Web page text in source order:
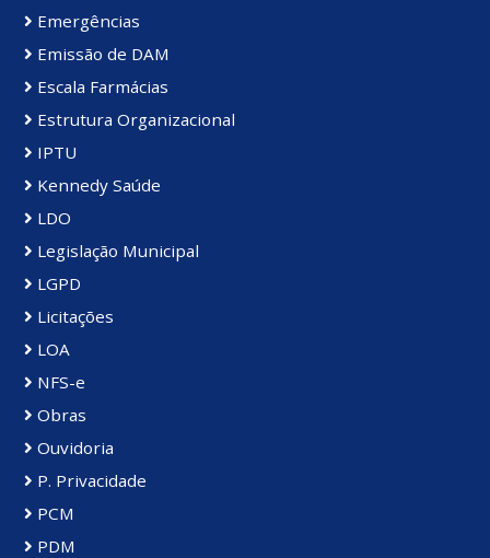
Emergências
Emissão de DAM
Escala Farmácias
Estrutura Organizacional
IPTU
Kennedy Saúde
LDO
Legislação Municipal
LGPD
Licitações
LOA
NFS-e
Obras
Ouvidoria
P. Privacidade
PCM
PDM